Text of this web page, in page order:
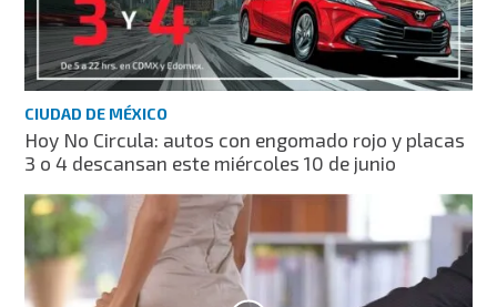
CIUDAD DE MÉXICO
Hoy No Circula: autos con engomado rojo y placas
3 o 4 descansan este miércoles 10 de junio